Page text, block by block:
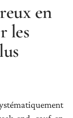
en
les